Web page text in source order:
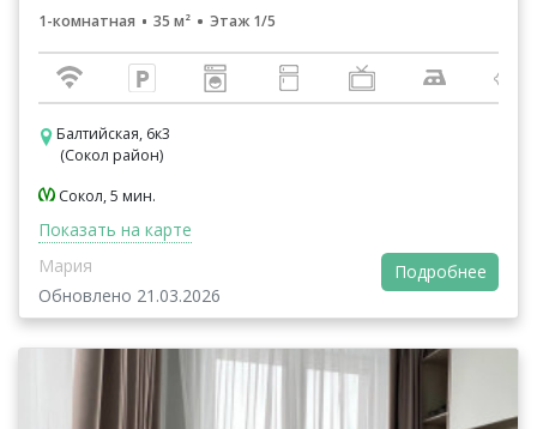
1-комнатная 35 м² Этаж 1/5
Балтийская, 6к3
(Сокол район)
Сокол, 5 мин.
Показать на карте
Мария
Обновлено 21.03.2026
Подробнее